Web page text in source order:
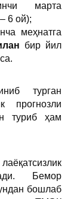
марта
6 ой);
меҳнатга
бир йил
турган
прогнозли
туриб ҳам
Бемор
бошлаб